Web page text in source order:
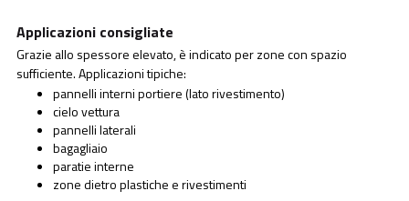
Applicazioni consigliate
Grazie allo spessore elevato, è indicato per zone con spazio
sufficiente. Applicazioni tipiche:
pannelli interni portiere (lato rivestimento)
cielo vettura
pannelli laterali
bagagliaio
paratie interne
zone dietro plastiche e rivestimenti